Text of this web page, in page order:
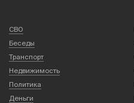
СВО
Беседы
Транспорт
Недвижимость
Политика
Деньги